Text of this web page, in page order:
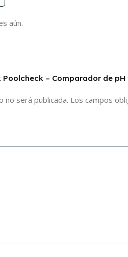
aún.
– Comparador de pH
no será publicada. Los campos